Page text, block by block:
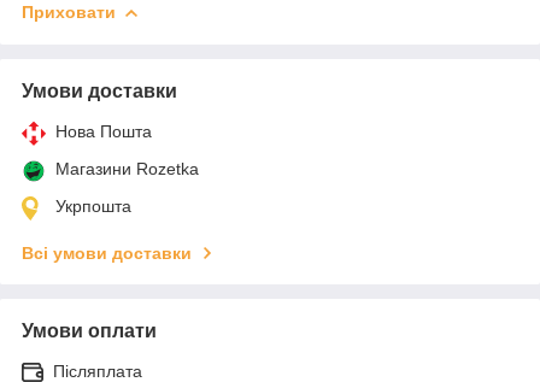
Приховати
Умови доставки
Нова Пошта
Магазини Rozetka
Укрпошта
Всі умови доставки
Умови оплати
Післяплата